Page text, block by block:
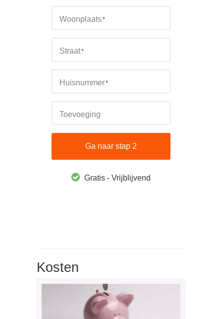
Woonplaats*
Straat*
Huisnummer*
Toevoeging
Ga naar stap 2
Gratis - Vrijblijvend
Kosten